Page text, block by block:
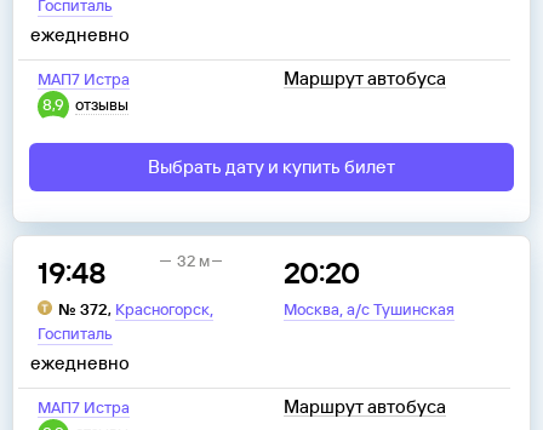
Госпиталь
МАП7 Истра
8,9
отзывы
ежедневно
Маршрут автобуса
Выбрать дату и купить билет
19:48
№ 372, Красногорск,
Госпиталь
20:20
Москва,а/с Тушинская
32 м
МАП7 Истра
ежедневно
Маршрут автобуса